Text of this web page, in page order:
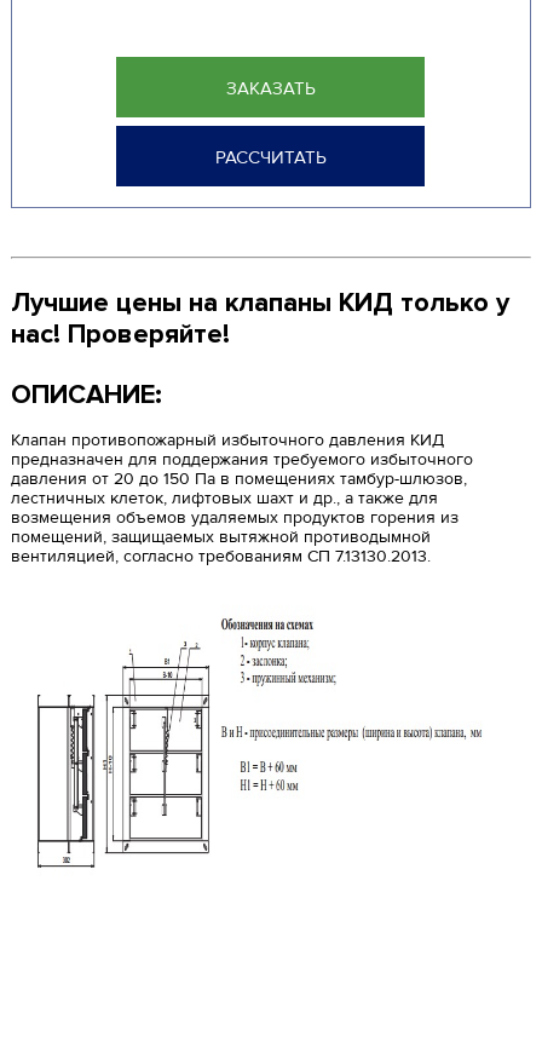
ЗАКАЗАТЬ
РАССЧИТАТЬ
Лучшие цены на клапаны КИД только у
нас! Проверяйте!
ОПИСАНИЕ:
Клапан противопожарный избыточного давления КИД
предназначен для поддержания требуемого избыточного
давления от 20 до 150 Па в помещениях тамбур-шлюзов,
лестничных клеток, лифтовых шахт и др., а также для
возмещения объемов удаляемых продуктов горения из
помещений, защищаемых вытяжной противодымной
вентиляцией, согласно требованиям СП 7.13130.2013.